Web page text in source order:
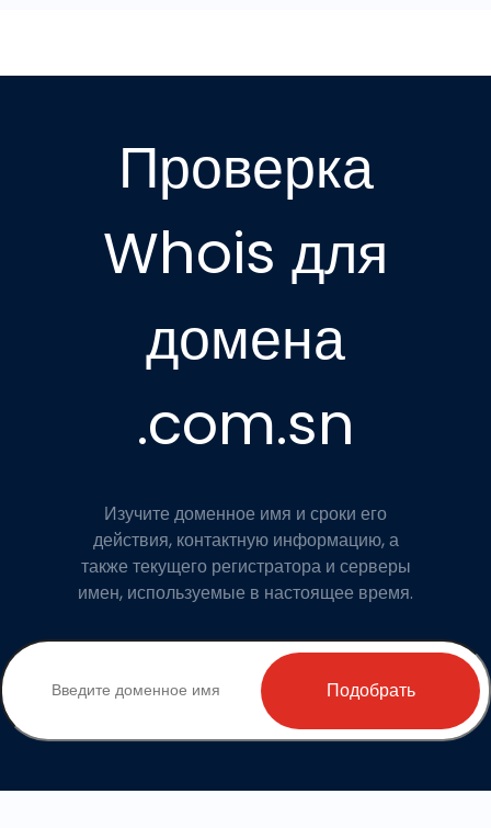
Проверка
Whois для
домена
.com.sn
Изучите доменное имя и сроки его
действия, контактную информацию, а
также текущего регистратора и серверы
имен, используемые в настоящее время.
Подобрать